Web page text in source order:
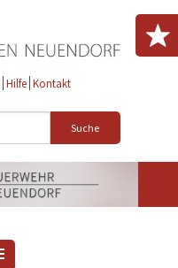
Hilfe Kontakt
Suche